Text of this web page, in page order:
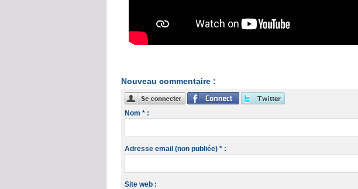
Nouveau commentaire :
Nom * :
Adresse email (non publiée) * :
Site web :